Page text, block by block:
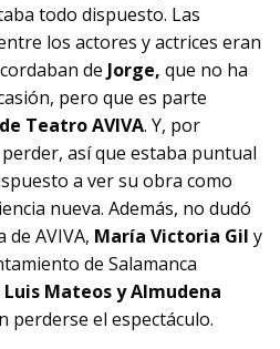
todo dispuesto. Las
los actores y actrices eran
de Jorge, que no ha
pero que es parte
Teatro AVIVA. Y, por
así que estaba puntual
a ver su obra como
nueva. Además, no dudó
AVIVA, María Victoria Gil y
de Salamanca
Mateos y Almudena
perderse el espectáculo.